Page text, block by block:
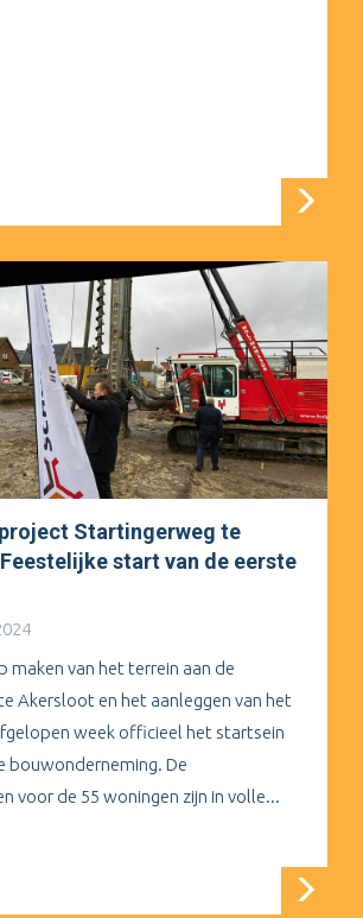
Startingerweg te
start van de eerste
maken van het terrein aan de
Akersloot en het aanleggen van het
week officieel het startsein
bouwonderneming. De
voor de 55 woningen zijn in volle...